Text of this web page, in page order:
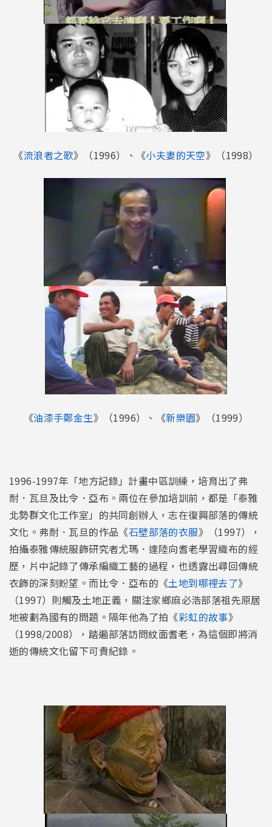
《流浪者之歌》（1996）、《小夫妻的天空》（1998）
《油漆手鄭金生》（1996）、《新樂園》（1999）
1996-1997年「地方記錄」計畫中區訓練，培育出了弗
耐．瓦旦及比令．亞布。兩位在參加培訓前，都是「泰雅
北勢群文化工作室」的共同創辦人，志在復興部落的傳統
文化。弗耐．瓦旦的作品《石壁部落的衣服》（1997），
拍攝泰雅傳統服飾研究者尤瑪．達陸向耆老學習織布的經
歷，片中記錄了傳承編織工藝的過程，也透露出尋回傳統
衣飾的深刻盼望。而比令．亞布的《土地到哪裡去了》
（1997）則觸及土地正義，關注家鄉麻必浩部落祖先原居
地被劃為國有的問題。隔年他為了拍《彩虹的故事》
（1998/2008），踏遍部落訪問紋面耆老，為這個即將消
逝的傳統文化留下可貴紀錄。